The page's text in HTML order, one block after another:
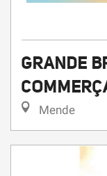
GRANDE
Mende